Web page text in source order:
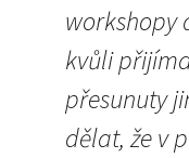
workshopy
kvůli
přesunuty
dělat, že v